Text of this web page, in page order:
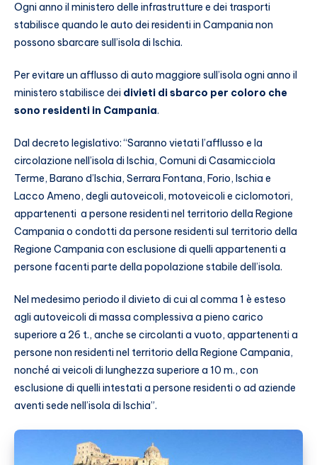
Ogni anno il ministero delle infrastrutture e dei trasporti
stabilisce quando le auto dei residenti in Campania non
possono sbarcare sull’isola di Ischia.
Per evitare un afflusso di auto maggiore sull’isola ogni anno il
ministero stabilisce dei divieti di sbarco per coloro che
sono residenti in Campania.
Dal decreto legislativo: “Saranno vietati l’afflusso e la
circolazione nell’isola di Ischia, Comuni di Casamicciola
Terme, Barano d’Ischia, Serrara Fontana, Forio, Ischia e
Lacco Ameno, degli autoveicoli, motoveicoli e ciclomotori,
appartenenti a persone residenti nel territorio della Regione
Campania o condotti da persone residenti sul territorio della
Regione Campania con esclusione di quelli appartenenti a
persone facenti parte della popolazione stabile dell’isola.
Nel medesimo periodo il divieto di cui al comma 1 è esteso
agli autoveicoli di massa complessiva a pieno carico
superiore a 26 t., anche se circolanti a vuoto, appartenenti a
persone non residenti nel territorio della Regione Campania,
nonché ai veicoli di lunghezza superiore a 10 m., con
esclusione di quelli intestati a persone residenti o ad aziende
aventi sede nell’isola di Ischia”.